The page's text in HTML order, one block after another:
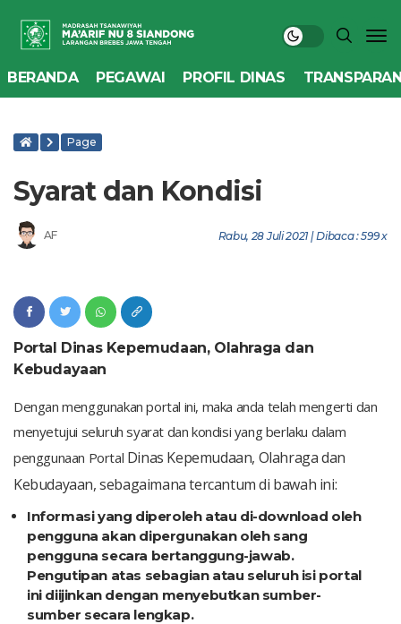
BERANDA PEGAWAI PROFIL DINAS
Page
Syarat dan Kondisi
AF Rabu, 28 Juli 2021 | Dibaca : 599 x
Portal Dinas Kepemudaan, Olahraga dan
Kebudayaan
Dengan menggunakan portal ini, maka anda telah mengerti dan
menyetujui seluruh syarat dan kondisi yang berlaku dalam
penggunaan Portal Dinas Kepemudaan, Olahraga dan
Kebudayaan, sebagaimana tercantum di bawah ini:
Informasi yang diperoleh atau di-download oleh
pengguna akan dipergunakan oleh sang
pengguna secara bertanggung-jawab.
Pengutipan atas sebagian atau seluruh isi portal
ini diijinkan dengan menyebutkan sumber-
sumber secara lengkap.